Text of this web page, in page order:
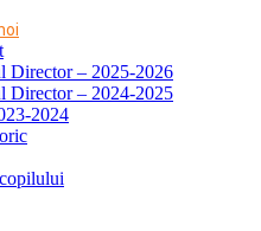
Director – 2025-2026
Director – 2024-2025
2024